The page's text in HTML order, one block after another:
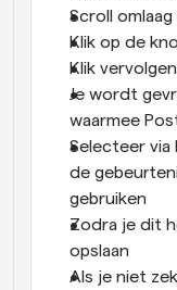
Scroll
Klik op de
Klik
Je wordt
waarmee
Selecteer via
de
gebruiken
Zodra je dit
opslaan
Als je niet